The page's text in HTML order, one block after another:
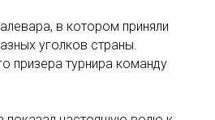
в котором приняли
уголков страны.
призера турнира команду